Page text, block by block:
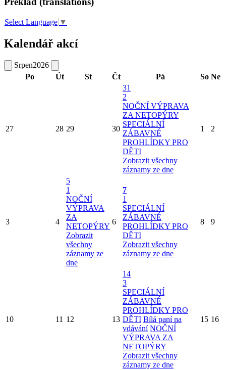
Select Language ▼
Kalendář akcí
Srpen2026
Po
Út St Čt Pá So Ne
27 28 29 30
31
2
NOČNÍ VÝPRAVA
ZA NETOPÝRY
SPECIÁLNÍ
ZÁBAVNÉ
PROHLÍDKY PRO
DĚTI
Zobrazit všechny
záznamy ze dne
1 2
3 4
5
1
NOČNÍ
VÝPRAVA
ZA
NETOPÝRY
Zobrazit
všechny
záznamy ze
dne
6
7
1
SPECIÁLNÍ
ZÁBAVNÉ
PROHLÍDKY PRO
DĚTI
Zobrazit všechny
záznamy ze dne
8 9
10 11 12 13
14
3
SPECIÁLNÍ
ZÁBAVNÉ
PROHLÍDKY PRO
DĚTI Bílá paní na
vdávání NOČNÍ
VÝPRAVA ZA
NETOPÝRY
Zobrazit všechny
záznamy ze dne
15 16